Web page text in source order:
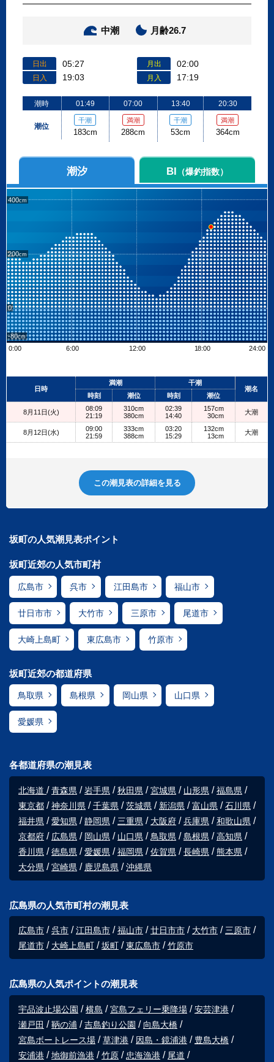
中潮 月齢26.7
日出 05:27
日入 19:03
月出 02:00
月入 17:19
潮時
潮位
01:49
干潮
183cm
07:00
満潮
288cm
13:40
干潮
53cm
20:30
満潮
364cm
潮汐 BI （爆釣指数）
400
200
0
-80
0:00
6:00 12:00 18:00 24:00
+
日時
満潮
干潮
潮名
時刻
潮位 時刻 潮位
8月11日(火)
08:09
21:19
310cm
380cm
02:39
14:40
157cm
30cm
大潮
8月12日(水)
09:00
21:59
333cm
388cm
03:20
15:29
132cm
13cm
大潮
この潮見表の詳細を見る
坂町の人気潮見表ポイント
坂町近郊の人気市町村
広島市 呉市 江田島市 福山市
廿日市市 大竹市 三原市 尾道市
大崎上島町 東広島市 竹原市
坂町近郊の都道府県
鳥取県 島根県 岡山県 山口県
愛媛県
各都道府県の潮見表
北海道 青森県 岩手県 秋田県 宮城県 山形県
福島県
東京都
神奈川県 千葉県 茨城県 新潟県 富山県
石川県
福井県
愛知県 静岡県 三重県 大阪府 兵庫県
和歌山県
京都府
広島県 岡山県 山口県 鳥取県 島根県
高知県
香川県
徳島県 愛媛県 福岡県 佐賀県 長崎県
熊本県
大分県
宮崎県 鹿児島県 沖縄県
広島県の人気市町村の潮見表
広島市 呉市 江田島市 福山市 廿日市市 大竹市
三原市
尾道市
大崎上島町 坂町 東広島市 竹原市
広島県の人気ポイントの潮見表
宇品波止場公園 横島 宮島フェリー乗降場
安芸津港
瀬戸田
鞆の浦 吉島釣り公園
向島大橋
宮島ボートレース場
草津港 因島・鏡浦港
豊島大橋
安浦港
地御前漁港 竹原 忠海漁港
尾道